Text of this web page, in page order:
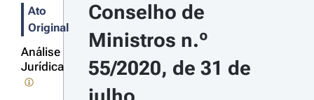
Ato
Original
Análise
Jurídica
Conselho de
Ministros n.º
55/2020, de 31 de